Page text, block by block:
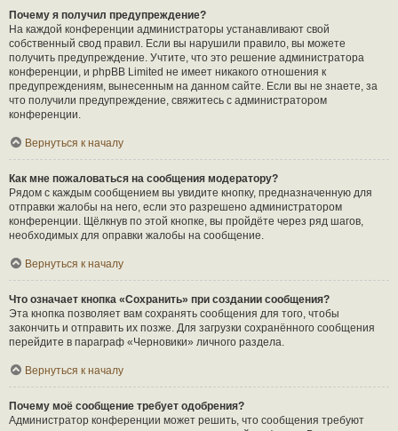
Почему я получил предупреждение?
На каждой конференции администраторы устанавливают свой
собственный свод правил. Если вы нарушили правило, вы можете
получить предупреждение. Учтите, что это решение администратора
конференции, и phpBB Limited не имеет никакого отношения к
предупреждениям, вынесенным на данном сайте. Если вы не знаете, за
что получили предупреждение, свяжитесь с администратором
конференции.
Вернуться к началу
Как мне пожаловаться на сообщения модератору?
Рядом с каждым сообщением вы увидите кнопку, предназначенную для
отправки жалобы на него, если это разрешено администратором
конференции. Щёлкнув по этой кнопке, вы пройдёте через ряд шагов,
необходимых для оправки жалобы на сообщение.
Вернуться к началу
Что означает кнопка «Сохранить» при создании сообщения?
Эта кнопка позволяет вам сохранять сообщения для того, чтобы
закончить и отправить их позже. Для загрузки сохранённого сообщения
перейдите в параграф «Черновики» личного раздела.
Вернуться к началу
Почему моё сообщение требует одобрения?
Администратор конференции может решить, что сообщения требуют